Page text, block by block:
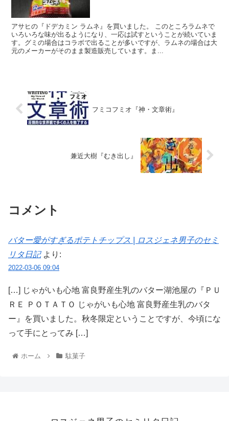
アサヒの『ドデカミン ラムネ』を買いました。 このところラムネで
いろいろな味が出るようになり、一応は試すということが続いていま
す。グミの場合はコラボで出ることが多いですが、ラムネの場合は大
元のメーカーがそのまま製造販売しています。ま...
フミコフミオ『神・文章術』
兼近大樹『むき出し』
コメント
バター愛がすぎるポテトチップス | ロスジェネ男子のセミ
リタ日記 より:
2022-03-06 09:04
[…] じゃがいも心地 富良野産生乳のバター湖池屋の『ＰＵ
ＲＥ ＰＯＴＡＴＯ じゃがいも心地 富良野産生乳のバタ
ー』を買いました。秋冬限定ということですが、今頃にな
って手にとってみ […]
ホーム 駄菓子